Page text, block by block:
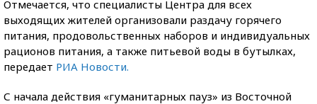
Отмечается, что специалисты Центра для всех
выходящих жителей организовали раздачу горячего
питания, продовольственных наборов и индивидуальных
рационов питания, а также питьевой воды в бутылках,
передает РИА Новости.
С начала действия «гуманитарных пауз» из Восточной